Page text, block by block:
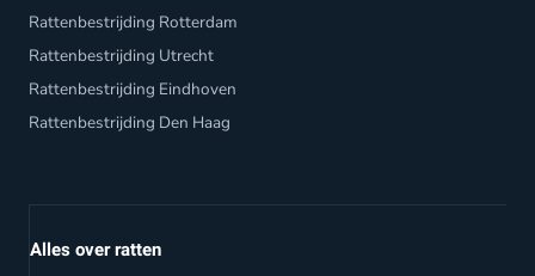
Rattenbestrijding Rotterdam
Rattenbestrijding Utrecht
Rattenbestrijding Eindhoven
Rattenbestrijding Den Haag
Alles over ratten